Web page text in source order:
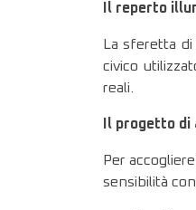
Il reperto
La sferetta
civico
reali.
Il progetto di
Per
sensibilità